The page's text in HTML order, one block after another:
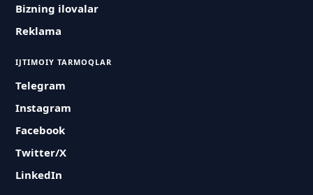
Bizning ilovalar
Reklama
IJTIMOIY TARMOQLAR
Telegram
Instagram
Facebook
Twitter/X
LinkedIn